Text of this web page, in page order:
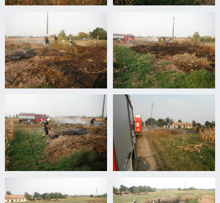
Trágyakazal
égett
Trágyakazal
égett